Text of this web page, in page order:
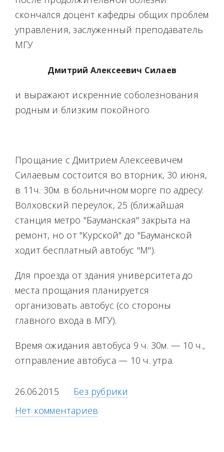
скончался доцент кафедры общих проблем
управления, заслуженный преподаватель
МГУ
Дмитрий Алексеевич Силаев
и выражают искренние соболезнования
родным и близким покойного
Прощание с Дмитрием Алексеевичем
Силаевым состоится во вторник, 30 июня,
в 11ч. 30м. в больничном морге по адресу:
Волховский переулок, 25 (ближайшая
станция метро "Бауманская" закрыта на
ремонт, но от "Курской" до "Бауманской
ходит бесплатный автобус "М").
Для проезда от здания университета до
места прощания планируется
организовать автобус (со стороны
главного входа в МГУ).
Время ожидания автобуса 9 ч. 30м. — 10 ч.,
отправление автобуса — 10 ч. утра.
26.06.2015
Без рубрики
Нет комментариев